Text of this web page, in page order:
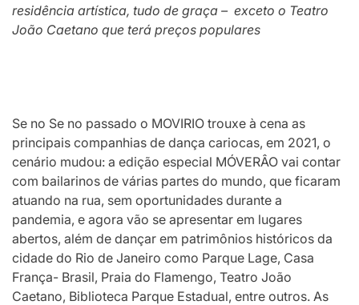
residência artística, tudo de graça – exceto o Teatro
João Caetano que terá preços populares
Se no Se no passado o MOVIRIO trouxe à cena as
principais companhias de dança cariocas, em 2021, o
cenário mudou: a edição especial MÓVERÂO vai contar
com bailarinos de várias partes do mundo, que ficaram
atuando na rua, sem oportunidades durante a
pandemia, e agora vão se apresentar em lugares
abertos, além de dançar em patrimônios históricos da
cidade do Rio de Janeiro como Parque Lage, Casa
França- Brasil, Praia do Flamengo, Teatro João
Caetano, Biblioteca Parque Estadual, entre outros. As